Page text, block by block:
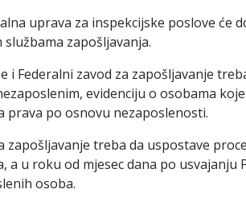
uprava za inspekcijske poslove će
zapošljavanja.
i Federalni zavod za zapošljavanje
evidenciju o osobama
prava po osnovu nezaposlenosti.
zapošljavanje treba da uspostave
a u roku od mjesec dana po usvajanju
osoba.